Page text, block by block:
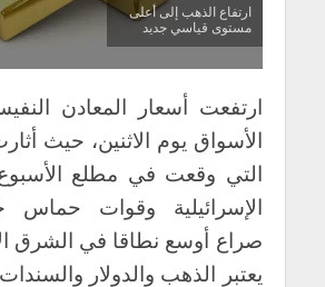
ارتفاع الذهب إلى أعلى
مستوى قياسي جديد
ارتفعت أسعار المعادن
الأسواق يوم الاثنين، حيث
التي وقعت في مطلع
الإسرائيلية وقوات
صراع أوسع نطاقا في الشرق
يعتبر الذهب والدولار